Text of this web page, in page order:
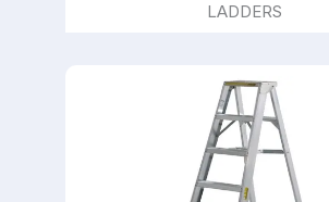
LADDERS